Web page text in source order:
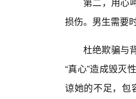
损伤。男生需要
杜绝欺骗与
“真心”造成毁灭
谅她的不足，包